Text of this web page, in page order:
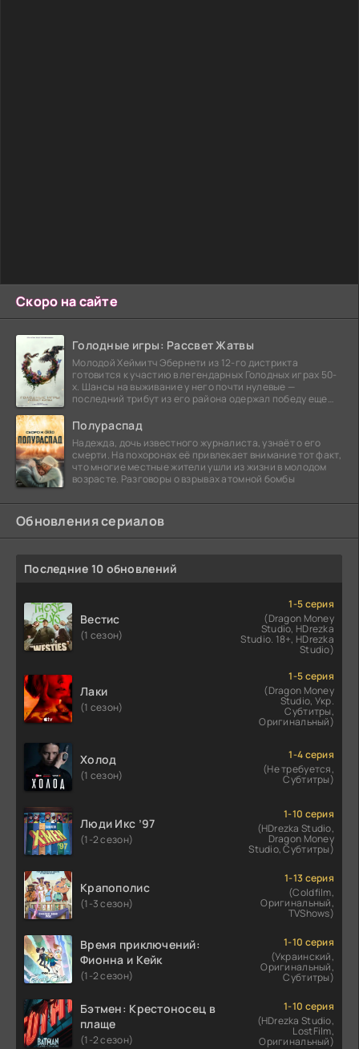
Скоро на сайте
Голодные игры: Рассвет Жатвы
Молодой Хеймитч Эбернети из 12-го дистрикта
готовится к участию в легендарных Голодных играх 50-
х. Шансы на выживание у него почти нулевые —
последний трибут из его района одержал победу еще
Полураспад
Надежда, дочь известного журналиста, узнаёт о его
смерти. На похоронах её привлекает внимание тот факт,
что многие местные жители ушли из жизни в молодом
возрасте. Разговоры о взрывах атомной бомбы
Обновления сериалов
Последние 10 обновлений
Вестис
(1 сезон)
1-5 серия
(Dragon Money
Studio, HDrezka
Studio. 18+, HDrezka
Studio)
Лаки
(1 сезон)
1-5 серия
(Dragon Money
Studio, Укр.
Субтитры,
Оригинальный)
Холод
(1 сезон)
1-4 серия
(Не требуется,
Субтитры)
Люди Икс ’97
(1-2 сезон)
1-10 серия
(HDrezka Studio,
Dragon Money
Studio, Субтитры)
Крапополис
(1-3 сезон)
1-13 серия
(Coldfilm,
Оригинальный,
TVShows)
Время приключений:
Фионна и Кейк
(1-2 сезон)
1-10 серия
(Украинский,
Оригинальный,
Субтитры)
Бэтмен: Крестоносец в
плаще
(1-2 сезон)
1-10 серия
(HDrezka Studio,
LostFilm,
Оригинальный)